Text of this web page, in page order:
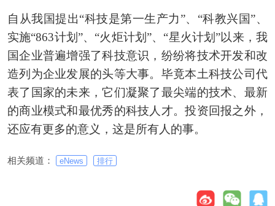
自从我国提出“科技是第一生产力”、“科教兴国”、
实施“863计划”、“火炬计划”、“星火计划”以来，我
国企业普遍增强了科技意识，纷纷将技术开发和改
造列为企业发展的头等大事。毕竟本土科技公司代
表了国家的未来，它们凝聚了最尖端的技术、最新
的商业模式和最优秀的科技人才。投资回报之外，
还应有更多的意义，这是所有人的事。
相关频道： eNews 排行